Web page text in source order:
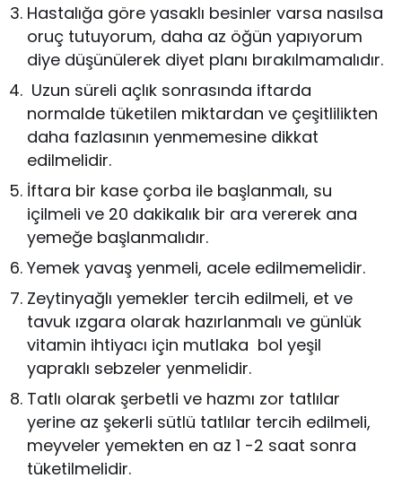
Hastalığa göre yasaklı besinler varsa nasılsa
oruç tutuyorum, daha az öğün yapıyorum
diye düşünülerek diyet planı bırakılmamalıdır.
Uzun süreli açlık sonrasında iftarda
normalde tüketilen miktardan ve çeşitlilikten
daha fazlasının yenmemesine dikkat
edilmelidir.
İftara bir kase çorba ile başlanmalı, su
içilmeli ve 20 dakikalık bir ara vererek ana
yemeğe başlanmalıdır.
Yemek yavaş yenmeli, acele edilmemelidir.
Zeytinyağlı yemekler tercih edilmeli, et ve
tavuk ızgara olarak hazırlanmalı ve günlük
vitamin ihtiyacı için mutlaka bol yeşil
yapraklı sebzeler yenmelidir.
Tatlı olarak şerbetli ve hazmı zor tatlılar
yerine az şekerli sütlü tatlılar tercih edilmeli,
meyveler yemekten en az 1 -2 saat sonra
tüketilmelidir.